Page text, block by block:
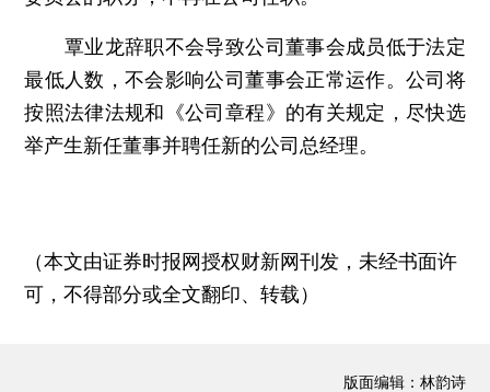
覃业龙辞职不会导致公司董事会成员低于法定
最低人数，不会影响公司董事会正常运作。公司将
按照法律法规和《公司章程》的有关规定，尽快选
举产生新任董事并聘任新的公司总经理。
（本文由证券时报网授权财新网刊发，未经书面许
可，不得部分或全文翻印、转载）
版面编辑：林韵诗